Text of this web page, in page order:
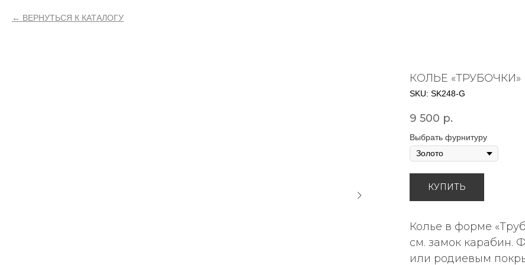
ВЕРНУТЬСЯ К КАТАЛОГУ
КОЛЬЕ
SKU: SK248-G
9 500 р.
Выбрать фурнитуру
КУПИТЬ
Колье в форме
см. замок карабин.
или родиевым